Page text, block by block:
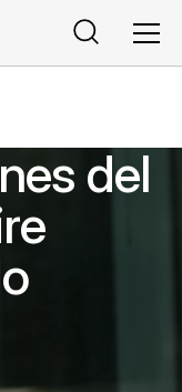
Search
del